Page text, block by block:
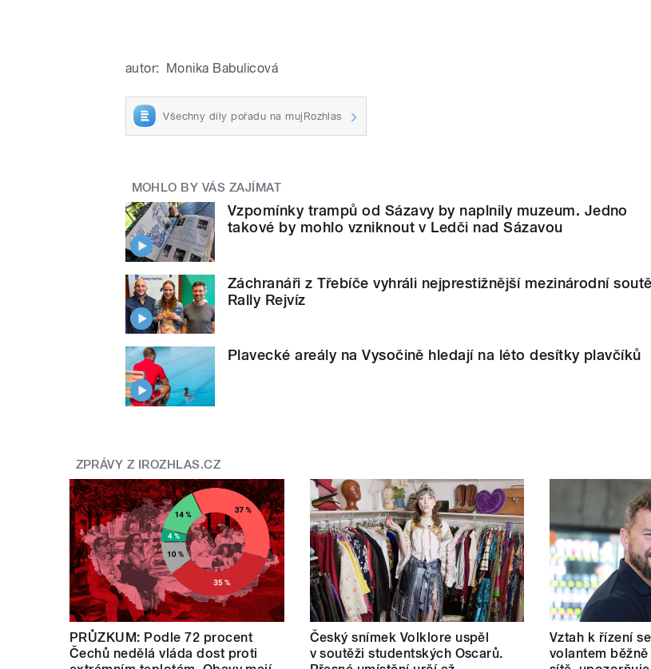
autor: Monika Babulicová
Všechny díly pořadu na mujRozhlas
MOHLO BY VÁS ZAJÍMAT
Vzpomínky trampů od Sázavy by naplnily muzeum. Jedno
takové by mohlo vzniknout v Ledči nad Sázavou
Záchranáři z Třebíče vyhráli nejprestižnější mezinárodní
Rally Rejvíz
Plavecké areály na Vysočině hledají na léto desítky plavčíků
ZPRÁVY Z IROZHLAS.CZ
PRŮZKUM: Podle 72 procent
Čechů nedělá vláda dost proti
Český snímek Volklore uspěl
v soutěži studentských Oscarů.
Vztah k řízení
volantem